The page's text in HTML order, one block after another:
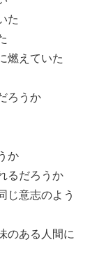
た
燃えていた
ろうか
か
るだろうか
じ意志のよう
のある人間に